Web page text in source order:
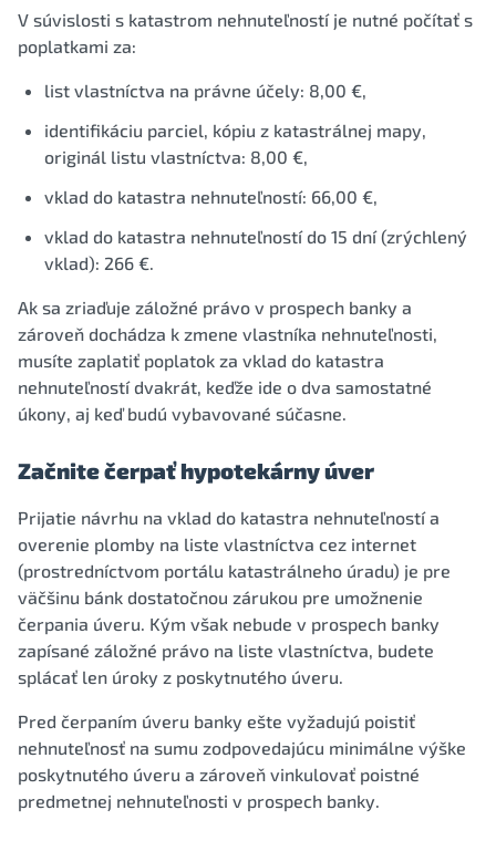
V súvislosti s katastrom nehnuteľností je nutné počítať s
poplatkami za:
list vlastníctva na právne účely: 8,00 €,
identifikáciu parciel, kópiu z katastrálnej mapy,
originál listu vlastníctva: 8,00 €,
vklad do katastra nehnuteľností: 66,00 €,
vklad do katastra nehnuteľností do 15 dní (zrýchlený
vklad): 266 €.
Ak sa zriaďuje záložné právo v prospech banky a
zároveň dochádza k zmene vlastníka nehnuteľnosti,
musíte zaplatiť poplatok za vklad do katastra
nehnuteľností dvakrát, keďže ide o dva samostatné
úkony, aj keď budú vybavované súčasne.
Začnite čerpať hypotekárny úver
Prijatie návrhu na vklad do katastra nehnuteľností a
overenie plomby na liste vlastníctva cez internet
(prostredníctvom portálu katastrálneho úradu) je pre
väčšinu bánk dostatočnou zárukou pre umožnenie
čerpania úveru. Kým však nebude v prospech banky
zapísané záložné právo na liste vlastníctva, budete
splácať len úroky z poskytnutého úveru.
Pred čerpaním úveru banky ešte vyžadujú poistiť
nehnuteľnosť na sumu zodpovedajúcu minimálne výške
poskytnutého úveru a zároveň vinkulovať poistné
predmetnej nehnuteľnosti v prospech banky.